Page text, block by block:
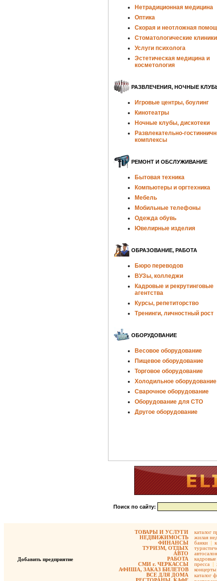
Нетрадиционная медицина
Оптика
Скорая и неотложная
Стоматологические клиники
Услуги психолога
Эстетическая медицина и
косметология
РАЗВЛЕЧЕНИЯ, НОЧНЫЕ
Игровые центры, боулинг
Кинотеатры
Ночные клубы, дискотеки
Развлекательно-
комплексы
РЕМОНТ И ОБСЛУЖИВАНИЕ
Бытовая техника
Компьютеры и оргтехника
Мебель
Мобильные телефоны
Одежда обувь
Ювелирные изделия
ОБРАЗОВАНИЕ, РАБОТА
Бюро переводов
ВУЗы, колледжи
Кадровые и рекрутинговые
агентства
Курсы, репетиторство
Тренинги, личностный рост
ОБОРУДОВАНИЕ
Весовое оборудование
Пищевое оборудование
Торговое оборудование
Холодильное оборудование
Сварочное оборудование
Оборудование для СТО
Другое оборудование
Поиск по сайту:
Добавить предприятие
ТОВАРЫ И УСЛУГИ
НЕДВИЖИМОСТЬ
ФИНАНСЫ
ТУРИЗМ, ОТДЫХ
АВТО
РАБОТА
СМИ г. ЧЕРКАССЫ
АФИША, ЗАКАЗ БИЛЕТОВ
ВСЕ ДЛЯ ДОМА
каталог
жилая
банки |
кадровые
пресса |
концерты
каталог